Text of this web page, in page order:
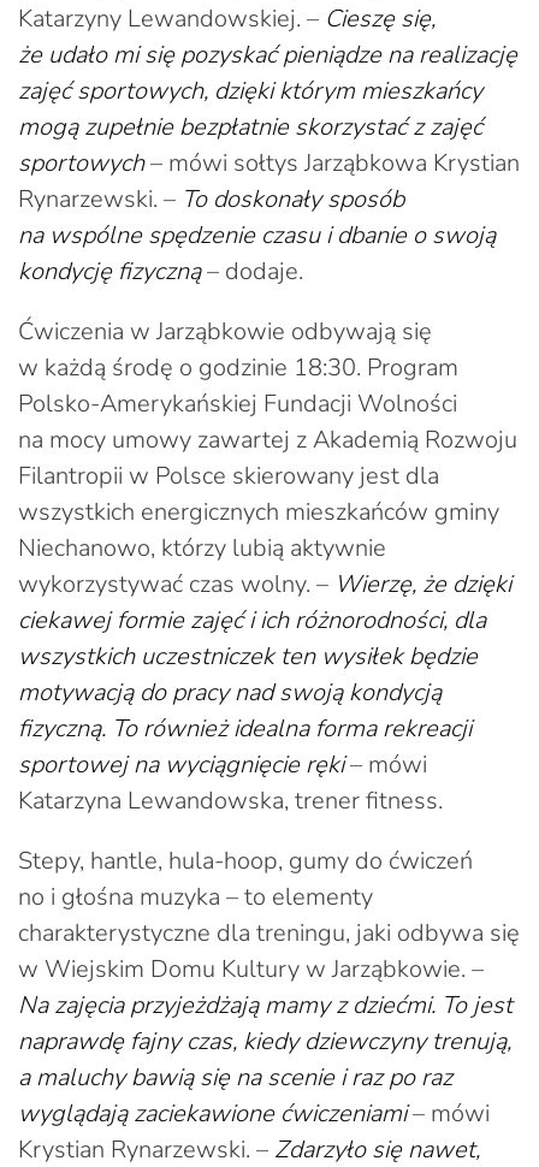
Katarzyny Lewandowskiej. – Cieszę się,
że udało mi się pozyskać pieniądze na realizację
zajęć sportowych, dzięki którym mieszkańcy
mogą zupełnie bezpłatnie skorzystać z zajęć
sportowych– mówi sołtys Jarząbkowa Krystian
Rynarzewski. – To doskonały sposób
na wspólne spędzenie czasu i dbanie o swoją
kondycję fizyczną– dodaje.
Ćwiczenia w Jarząbkowie odbywają się
w każdą środę o godzinie 18:30. Program
Polsko-Amerykańskiej Fundacji Wolności
na mocy umowy zawartej z Akademią Rozwoju
Filantropii w Polsce skierowany jest dla
wszystkich energicznych mieszkańców gminy
Niechanowo, którzy lubią aktywnie
wykorzystywać czas wolny. – Wierzę, że dzięki
ciekawej formie zajęć i ich różnorodności, dla
wszystkich uczestniczek ten wysiłek będzie
motywacją do pracy nad swoją kondycją
fizyczną. To również idealna forma rekreacji
sportowej na wyciągnięcie ręki– mówi
Katarzyna Lewandowska, trener fitness.
Stepy, hantle, hula-hoop, gumy do ćwiczeń
no i głośna muzyka – to elementy
charakterystyczne dla treningu, jaki odbywa się
w Wiejskim Domu Kultury w Jarząbkowie. –
Na zajęcia przyjeżdżają mamy z dziećmi. To jest
naprawdę fajny czas, kiedy dziewczyny trenują,
a maluchy bawią się na scenie i raz po raz
wyglądają zaciekawione ćwiczeniami– mówi
Krystian Rynarzewski. – Zdarzyło się nawet,